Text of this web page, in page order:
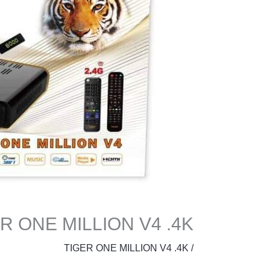
ONE MILLION V4 .4K
/
TIGER ONE MILLION V4 .4K